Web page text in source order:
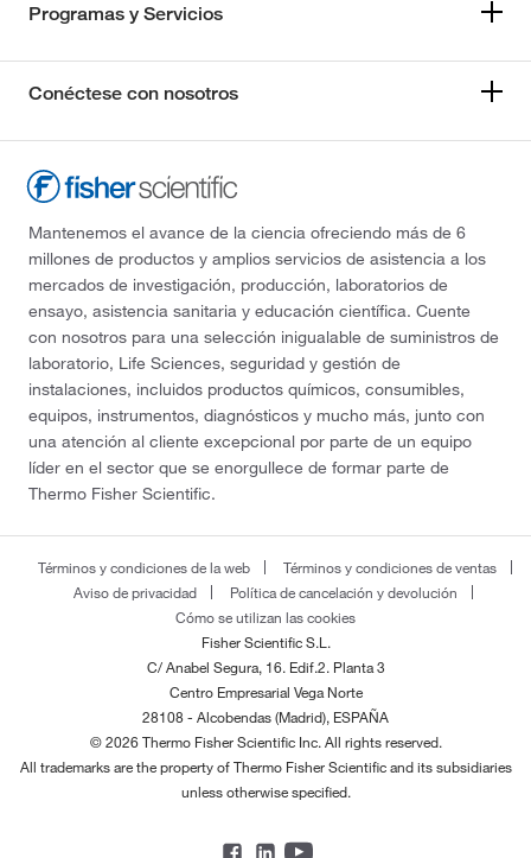
Programas y Servicios
Conéctese con nosotros
Mantenemos el avance de la ciencia ofreciendo más de 6
millones de productos y amplios servicios de asistencia a los
mercados de investigación, producción, laboratorios de
ensayo, asistencia sanitaria y educación científica. Cuente
con nosotros para una selección inigualable de suministros de
laboratorio, Life Sciences, seguridad y gestión de
instalaciones, incluidos productos químicos, consumibles,
equipos, instrumentos, diagnósticos y mucho más, junto con
una atención al cliente excepcional por parte de un equipo
líder en el sector que se enorgullece de formar parte de
Thermo Fisher Scientific.
Términos y condiciones de la web
Términos y condiciones de ventas
Aviso de privacidad
Política de cancelación y devolución
Cómo se utilizan las cookies
Fisher Scientific S.L.
C/ Anabel Segura, 16. Edif.2. Planta 3
Centro Empresarial Vega Norte
28108 - Alcobendas (Madrid), ESPAÑA
© 2026 Thermo Fisher Scientific Inc. All rights reserved.
All trademarks are the property of Thermo Fisher Scientific and its subsidiaries
unless otherwise specified.